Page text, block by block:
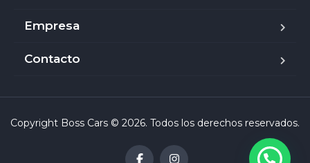
Empresa
Contacto
Copyright Boss Cars © 2026. Todos los derechos reservados.